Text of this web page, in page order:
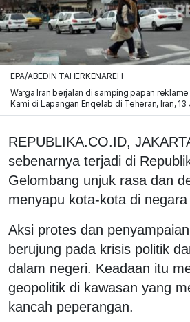
EPA/ABEDIN TAHERKENAREH
Warga Iran berjalan di samping papan
Kami di Lapangan Enqelab di Teheran, Iran, 13
REPUBLIKA.CO.ID,
sebenarnya terjadi di
Gelombang unjuk rasa dan
menyapu kota-kota di
Aksi protes dan
berujung pada krisis politik
dalam negeri. Keadaan itu
geopolitik di kawasan yang
kancah peperangan.